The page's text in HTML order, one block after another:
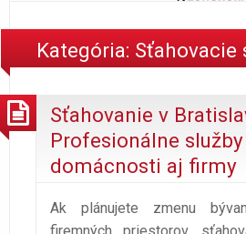
Kategória: Sťahovacie
Sťahovanie v
Profesionálne
domácnosti aj firmy
Ak plánujete zmenu